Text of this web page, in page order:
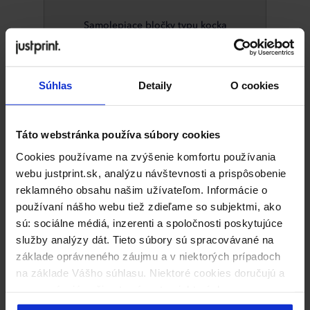
Súhlas Detaily O cookies
Táto webstránka používa súbory cookies
Cookies používame na zvýšenie komfortu používania
webu justprint.sk, analýzu návštevnosti a prispôsobenie
reklamného obsahu našim užívateľom. Informácie o
používaní nášho webu tiež zdieľame so subjektmi, ako
sú: sociálne médiá, inzerenti a spoločnosti poskytujúce
služby analýzy dát. Tieto súbory sú spracovávané na
základe oprávneného záujmu a v niektorých prípadoch
na základe Vášho súhlasu. Niektoré cookies doručujú a
nájdete nižšie. Kliknutím na „Prijímam všetko“ súhlasíte
Samolepiace bločky typu kocka
Lepiace bločky
sú univerzálne reklamné gadgety,
alebo na pracovnom stretnutí. Ponúkame Vám
mnoho podôb a formátov, každý z nich môžete
Vaše nápady môžeme umiestniť ako na listoch, tak na
stranách bločkov (v prípade bločkov kubického
typu).
Propagujte svoju spoločnosť nasamolepiacich
bločkoch s potlačou! Vyberte si bločky v
akomkoľvek formáte a s vhodným počtom listov.
Uprednostňujete bločky kubického typu, elegantné
bločky v obale alebo reklamné bločky bez obalu?
Bločky umožňujú si rýchlo niečo poznamenať a uložiť